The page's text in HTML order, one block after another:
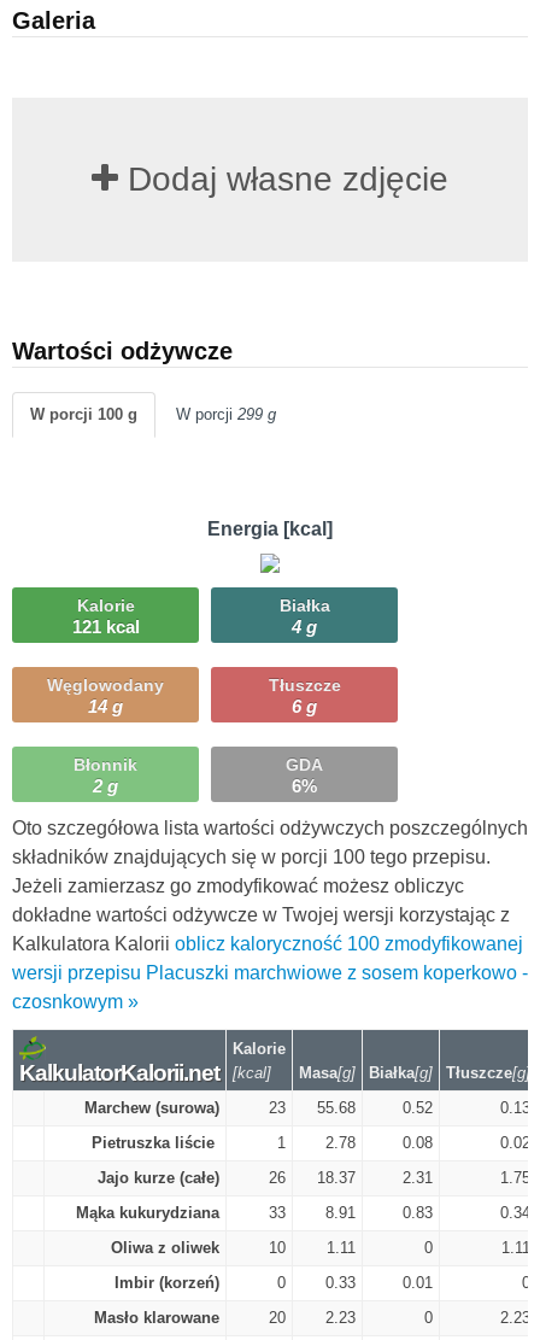
Galeria
Dodaj własne zdjęcie
Wartości odżywcze
W porcji 100 g W porcji 299 g
Energia [kcal]
Kalorie
121 kcal
Białka
4 g
Węglowodany
14 g
Tłuszcze
6 g
Błonnik
2 g
GDA
6%
Oto szczegółowa lista wartości odżywczych poszczególnych
składników znajdujących się w porcji 100 tego przepisu.
Jeżeli zamierzasz go zmodyfikować możesz obliczyc
dokładne wartości odżywcze w Twojej wersji korzystając z
Kalkulatora Kalorii oblicz kaloryczność 100 zmodyfikowanej
wersji przepisu Placuszki marchwiowe z sosem koperkowo -
czosnkowym »
KalkulatorKalorii.net
Kalorie
[kcal]
Masa[g] Białka[g] Tłuszcze[g]
Marchew (surowa)
23 55.68 0.52
0.13
Pietruszka liście
1 2.78 0.08
0.02
Jajo kurze (całe)
26 18.37 2.31
1.75
Mąka kukurydziana
33 8.91 0.83
0.34
Oliwa z oliwek
10 1.11 0
1.11
Imbir (korzeń)
0 0.33 0.01
0
Masło klarowane
20 2.23 0 2.23